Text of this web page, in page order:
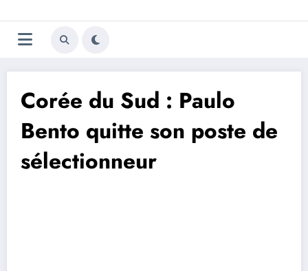
au
contenu
Trivela
L'actualité du football
Corée du Sud : Paulo
Bento quitte son poste de
sélectionneur